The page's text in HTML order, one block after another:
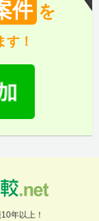
件 を
す！
年以上！